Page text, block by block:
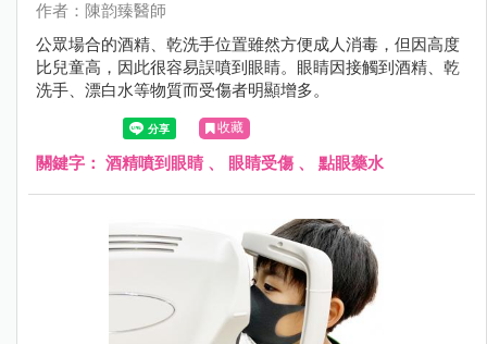
作者：陳韵臻醫師
公眾場合的酒精、乾洗手位置雖然方便成人消毒，但因高度
比兒童高，因此很容易誤噴到眼睛。眼睛因接觸到酒精、乾
洗手、漂白水等物質而受傷者明顯增多。
收藏
關鍵字： 酒精噴到眼睛 、 眼睛受傷 、 點眼藥水